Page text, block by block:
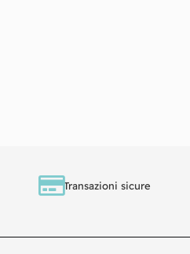
Transazioni sicure